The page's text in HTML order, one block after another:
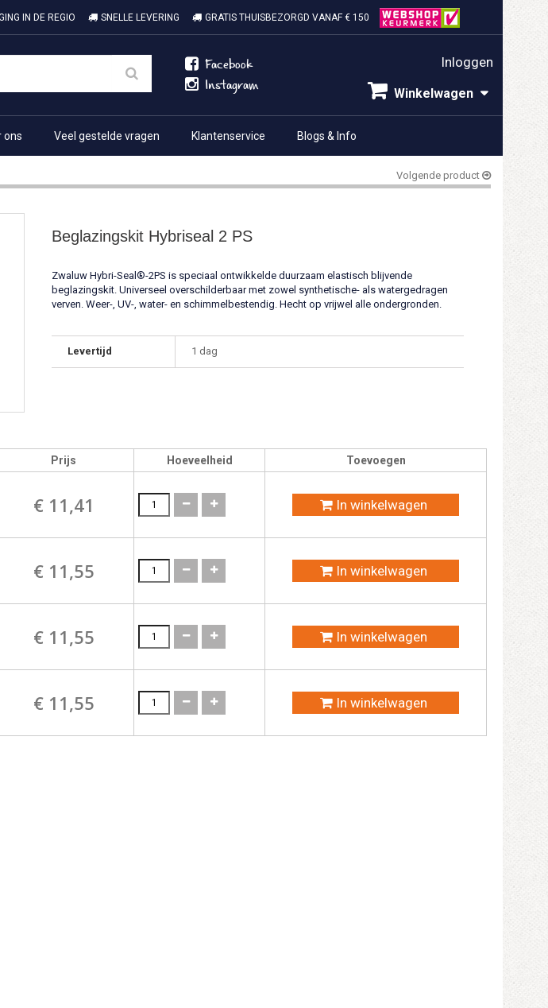
IN DE REGIO SNELLE LEVERING GRATIS THUISBEZORGD VANAF € 150
Facebook
Instagram
Inloggen
Winkelwagen
ons Veel gestelde vragen Klantenservice Blogs & Info
Volgende product
Beglazingskit Hybriseal 2 PS
Zwaluw Hybri-Seal®-2PS is speciaal ontwikkelde duurzaam elastisch blijvende
beglazingskit. Universeel overschilderbaar met zowel synthetische- als watergedragen
verven. Weer-, UV-, water- en schimmelbestendig. Hecht op vrijwel alle ondergronden.
Levertijd 1 dag
Prijs Hoeveelheid Toevoegen
€ 11,41 In winkelwagen
€ 11,55 In winkelwagen
€ 11,55 In winkelwagen
€ 11,55 In winkelwagen